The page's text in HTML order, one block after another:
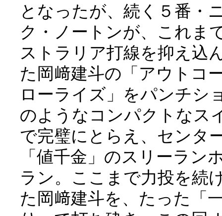
となったが、続く５番・
ク・ノートンが、これま
ストラリア打線を抑え込
た岡﨑建斗の「アウトコ
ローライズ」をパンチシ
のようなコンパクトなス
で完璧にとらえ、センタ
「値千金」のスリーラン
ラン。ここまで力投を続
た岡﨑建斗を、たった「